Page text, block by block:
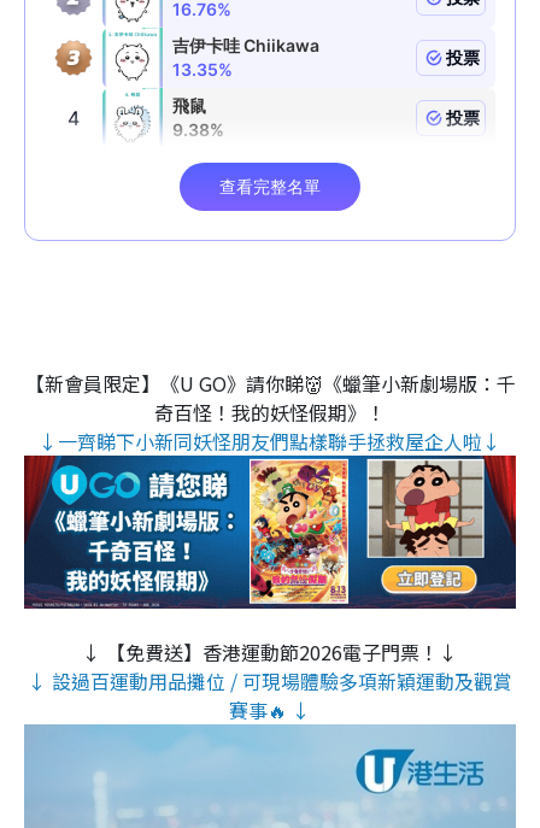
【新會員限定】《U GO》請你睇👹《蠟筆小新劇場版：千
奇百怪！我的妖怪假期》！
↓一齊睇下小新同妖怪朋友們點樣聯手拯救屋企人啦↓
↓ 【免費送】香港運動節2026電子門票！↓
↓ 設過百運動用品攤位 / 可現場體驗多項新穎運動及觀賞
賽事🔥 ↓